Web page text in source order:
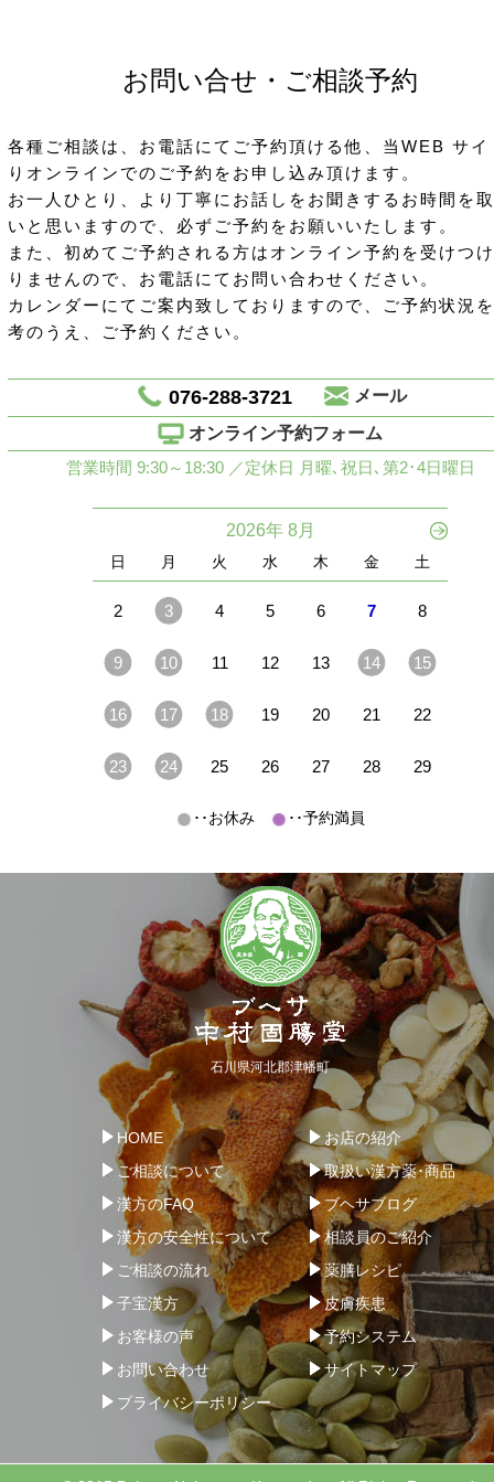
お問い合せ・ご相談予約
各種ご相談は、お電話にてご予約頂ける他、当WEB サイ
りオンラインでのご予約をお申し込み頂けます。
お一人ひとり、より丁寧にお話しをお聞きするお時間を
いと思いますので、必ずご予約をお願いいたします。
また、初めてご予約される方はオンライン予約を受けつ
りませんので、お電話にてお問い合わせください。
カレンダーにてご案内致しておりますので、ご予約状況
考のうえ、ご予約ください。
076-288-3721
メール
オンライン予約フォーム
営業時間 9:30～18:30 ／定休日 月曜､祝日､第2･4日曜日
2026年 8月
日 月 火 水 木 金 土
2 3 4 5 6 7 8
9 10 11 12 13 14 15
16 17 18 19 20 21 22
23 24 25 26 27 28 29
･･お休み ･･予約満員
石川県河北郡津幡町
HOME
お店の紹介
ご相談について
取扱い漢方薬･商品
漢方のFAQ
ブヘサブログ
漢方の安全性について
相談員のご紹介
ご相談の流れ
薬膳レシピ
子宝漢方
皮膚疾患
お客様の声
予約システム
お問い合わせ
サイトマップ
プライバシーポリシー